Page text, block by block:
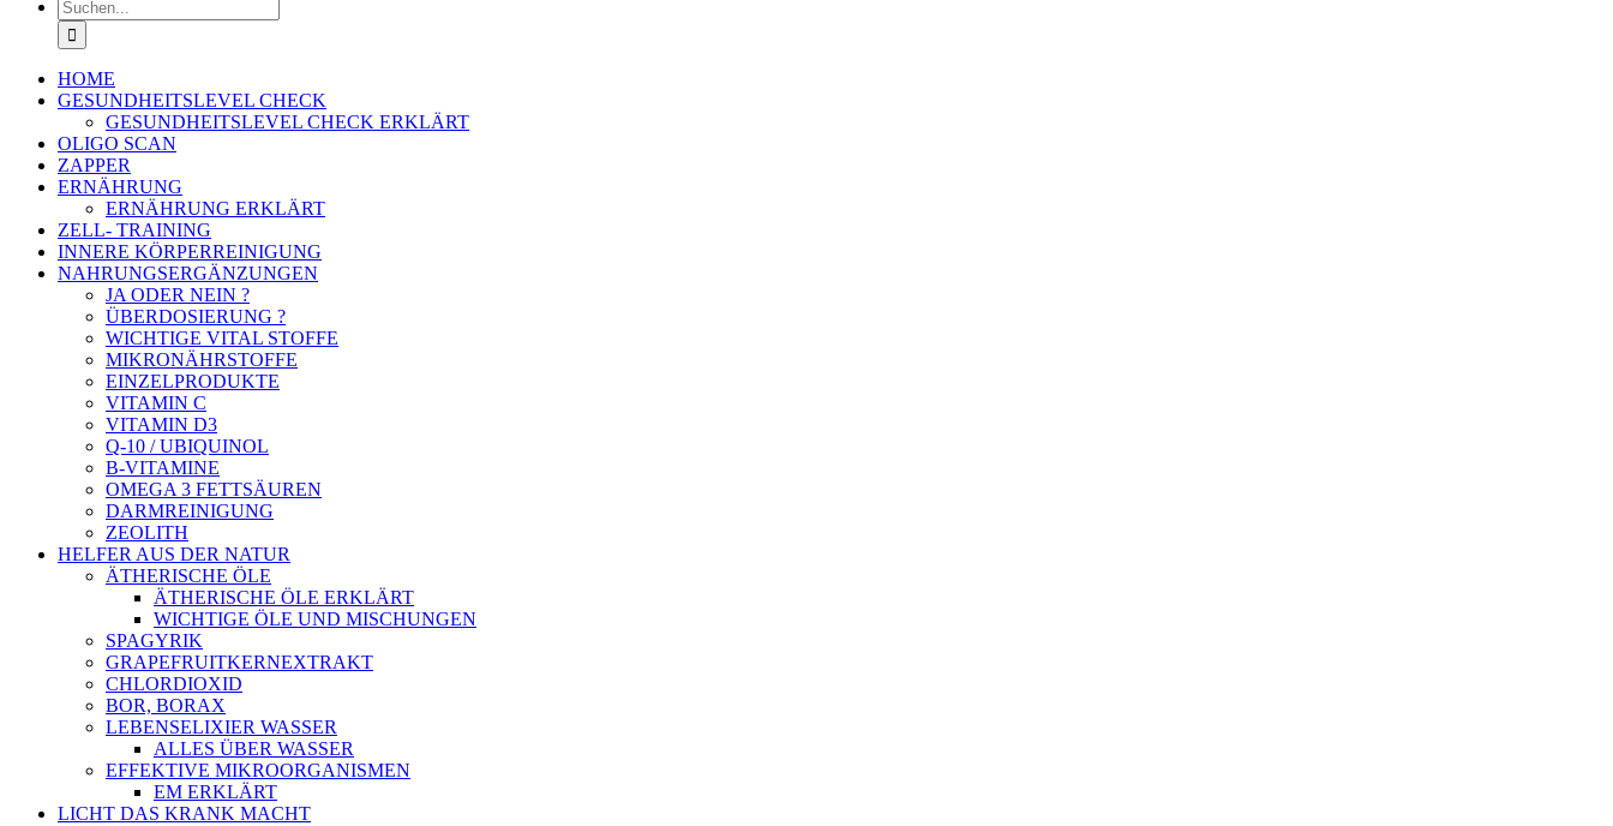
Suche
nach:
HOME
GESUNDHEITSLEVEL CHECK
GESUNDHEITSLEVEL CHECK ERKLÄRT
OLIGO SCAN
ZAPPER
ERNÄHRUNG
ERNÄHRUNG ERKLÄRT
ZELL- TRAINING
INNERE KÖRPERREINIGUNG
NAHRUNGSERGÄNZUNGEN
JA ODER NEIN ?
ÜBERDOSIERUNG ?
WICHTIGE VITAL STOFFE
MIKRONÄHRSTOFFE
EINZELPRODUKTE
VITAMIN C
VITAMIN D3
Q-10 / UBIQUINOL
B-VITAMINE
OMEGA 3 FETTSÄUREN
DARMREINIGUNG
ZEOLITH
HELFER AUS DER NATUR
ÄTHERISCHE ÖLE
ÄTHERISCHE ÖLE ERKLÄRT
WICHTIGE ÖLE UND MISCHUNGEN
SPAGYRIK
GRAPEFRUITKERNEXTRAKT
CHLORDIOXID
BOR, BORAX
LEBENSELIXIER WASSER
ALLES ÜBER WASSER
EFFEKTIVE MIKROORGANISMEN
EM ERKLÄRT
LICHT DAS KRANK MACHT